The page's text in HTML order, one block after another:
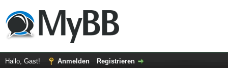
Hallo, Gast! Anmelden Registrieren